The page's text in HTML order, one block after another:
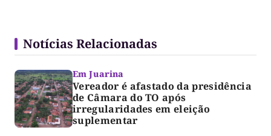
Notícias Relacionadas
Em Juarina
Vereador é afastado da presidência
de Câmara do TO após
irregularidades em eleição
suplementar